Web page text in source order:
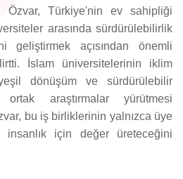
Özvar, Türkiye'nin ev sahipliği
arasında sürdürülebilirlik
geliştirmek açısından önemli
İslam üniversitelerinin iklim
dönüşüm ve sürdürülebilir
ortak araştırmalar yürütmesi
bu iş birliklerinin yalnızca üye
için değer üreteceğini